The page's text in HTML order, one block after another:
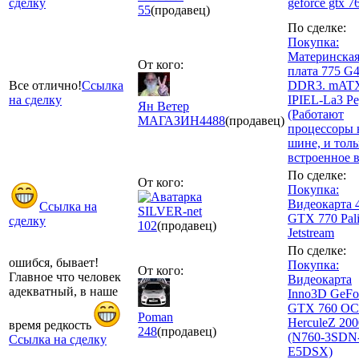
55(продавец)
Все отлично!Ссылка
на сделку
От кого:
Ян Ветер
МАГАЗИН4488(продавец)
По сделке:
Покупка:
Материнская
плата 775
DDR3.
IPIEL-La3
(Работают
процессоры
шине, и
встроенное
Ссылка на
сделку
От кого:
SILVER-net
102(продавец)
По сделке:
Покупка:
Видеокарта
GTX 770
Jetstream
ошибся, бывает!
Главное что человек
адекватный, в наше
время редкость
Ссылка на сделку
От кого:
Poman
248(продавец)
По сделке:
Покупка:
Видеокарта
Inno3D
GTX 760
HerculeZ
(N760-
E5DSX)